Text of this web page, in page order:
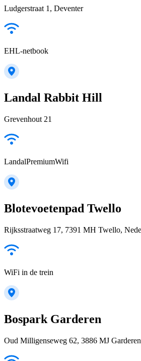
Ludgerstraat 1, Deventer
EHL-netbook
Landal Rabbit Hill
Grevenhout 21
LandalPremiumWifi
Blotevoetenpad Twello
Rijksstraatweg 17, 7391 MH Twello,
WiFi in de trein
Bospark Garderen
Oud Milligenseweg 62, 3886 MJ